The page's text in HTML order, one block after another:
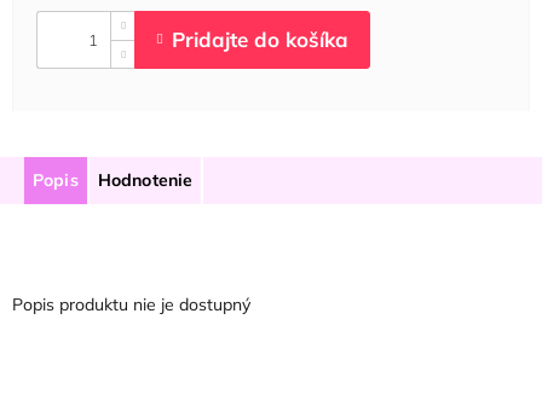
Popis Hodnotenie
Popis produktu nie je dostupný